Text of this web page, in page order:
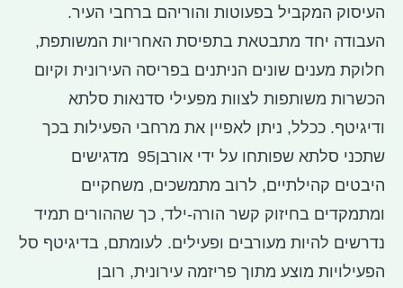
העיסוק המקביל בפעוטות והוריהם ברחבי העיר.
העבודה יחד מתבטאת בתפיסת האחריות המשותפת,
חלוקת מענים שונים הניתנים בפריסה העירונית וקיום
הכשרות משותפות לצוות מפעילי סדנאות סלתא
ודיגיטף. ככלל, ניתן לאפיין את מרחבי הפעילות בכך
שתכני סלתא שפותחו על ידי אורבן95 מדגישים
היבטים קהילתיים, לרוב מתמשכים, משחקיים
ומתמקדים בחיזוק קשר הורה-ילד, כך שההורים תמיד
נדרשים להיות מעורבים ופעילים. לעומתם, בדיגיטף סל
הפעילויות מוצע מתוך פריזמה עירונית, רובן